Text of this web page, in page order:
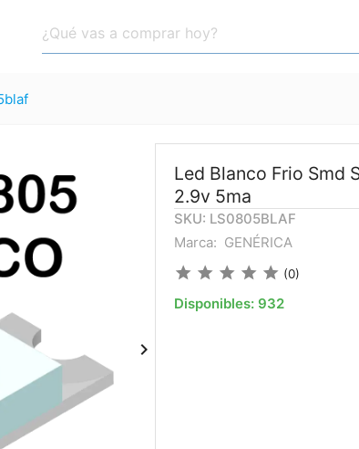
Led Blanco Frio Smd
2.9v 5ma
SKU: LS0805BLAF
Marca: GENÉRICA
star star star star star (0)
Disponibles: 932